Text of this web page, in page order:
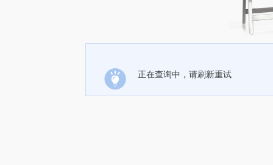
正在查询中，请刷新重试